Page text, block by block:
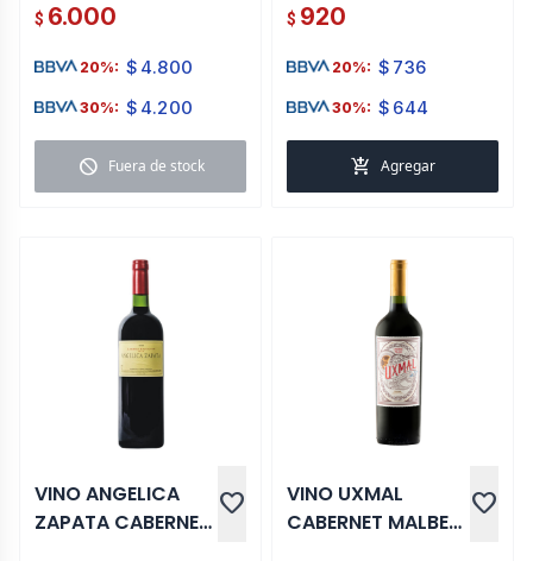
$ 6.000
20%: $ 4.800
30%: $ 4.200
block Fuera de stock
$ 920
20%: $ 736
30%: $ 644
add_shopping_cart Agregar
VINO ANGELICA
ZAPATA CABERNET
favorite
VINO UXMAL
CABERNET MALBEC
favorite